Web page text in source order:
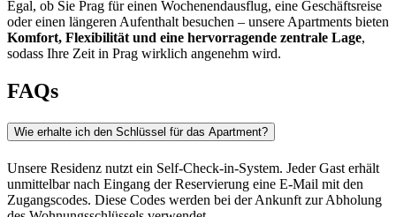
Egal, ob Sie Prag für einen Wochenendausflug, eine Geschäftsreise
oder einen längeren Aufenthalt besuchen – unsere Apartments bieten
Komfort, Flexibilität und eine hervorragende zentrale Lage,
sodass Ihre Zeit in Prag wirklich angenehm wird.
FAQs
Wie erhalte ich den Schlüssel für das Apartment?
Unsere Residenz nutzt ein Self-Check-in-System. Jeder Gast erhält
unmittelbar nach Eingang der Reservierung eine E-Mail mit den
Zugangscodes. Diese Codes werden bei der Ankunft zur Abholung